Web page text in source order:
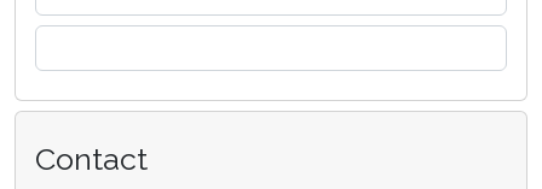
Contact